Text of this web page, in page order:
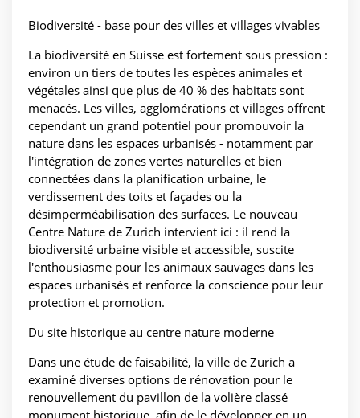
Biodiversité - base pour des villes et villages vivables
La biodiversité en Suisse est fortement sous pression :
environ un tiers de toutes les espèces animales et
végétales ainsi que plus de 40 % des habitats sont
menacés. Les villes, agglomérations et villages offrent
cependant un grand potentiel pour promouvoir la
nature dans les espaces urbanisés - notamment par
l'intégration de zones vertes naturelles et bien
connectées dans la planification urbaine, le
verdissement des toits et façades ou la
désimperméabilisation des surfaces. Le nouveau
Centre Nature de Zurich intervient ici : il rend la
biodiversité urbaine visible et accessible, suscite
l'enthousiasme pour les animaux sauvages dans les
espaces urbanisés et renforce la conscience pour leur
protection et promotion.
Du site historique au centre nature moderne
Dans une étude de faisabilité, la ville de Zurich a
examiné diverses options de rénovation pour le
renouvellement du pavillon de la volière classé